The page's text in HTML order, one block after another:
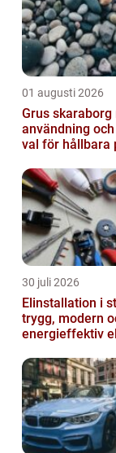
01 augusti 2026
Grus skaraborg material,
användning
val för hållbara
30 juli 2026
Elinstallation i
trygg, modern
energieffektiv